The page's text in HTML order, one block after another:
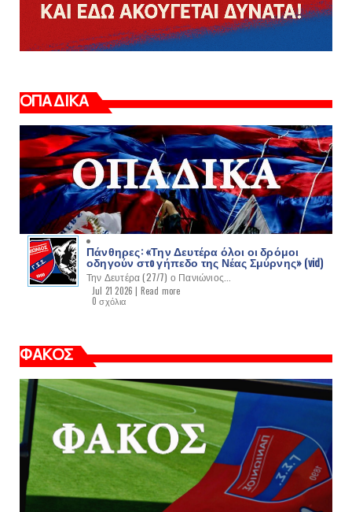
ΟΠΑΔΙΚΑ
Πάνθηρες: «Την Δευτέρα όλοι οι δρόμοι
οδηγούν στo γήπεδο της Νέας Σμύρνης» (vid)
Την Δευτέρα (27/7) ο Πανιώνιος...
Jul 21 2026 | Read more
0 σχόλια
ΦΑΚΟΣ